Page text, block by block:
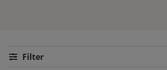
Filtrera